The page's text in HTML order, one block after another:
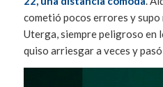
cometió pocos errores y
Uterga, siempre peligroso en
quiso arriesgar a veces y